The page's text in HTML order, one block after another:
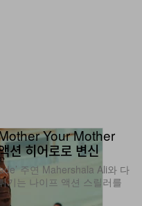
Your Mother
션 히어로로 변신
주연 Mahershala Ali와 다
기는 나이프 액션 스릴러를